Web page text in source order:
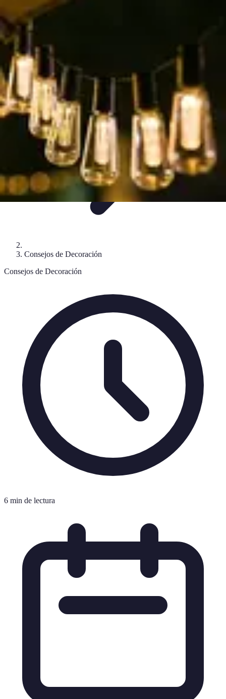
Decoración Económica
ParedesRecomendaciones
Decoración Económica
Consejos de Decoración
Consejos de Decoración
6 min de lectura